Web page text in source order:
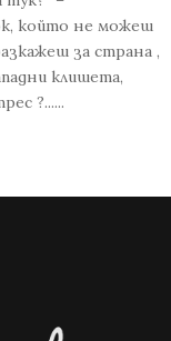
който не можеш
за страна ,
клишета,
?......